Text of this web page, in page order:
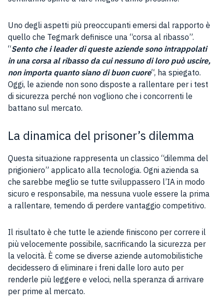
Uno degli aspetti più preoccupanti emersi dal rapporto è
quello che Tegmark definisce una “corsa al ribasso”.
“Sento che i leader di queste aziende sono intrappolati
in una corsa al ribasso da cui nessuno di loro può uscire,
non importa quanto siano di buon cuore“, ha spiegato.
Oggi, le aziende non sono disposte a rallentare per i test
di sicurezza perché non vogliono che i concorrenti le
battano sul mercato.
La dinamica del prisoner’s dilemma
Questa situazione rappresenta un classico “dilemma del
prigioniero” applicato alla tecnologia. Ogni azienda sa
che sarebbe meglio se tutte sviluppassero l’IA in modo
sicuro e responsabile, ma nessuna vuole essere la prima
a rallentare, temendo di perdere vantaggio competitivo.
Il risultato è che tutte le aziende finiscono per correre il
più velocemente possibile, sacrificando la sicurezza per
la velocità. È come se diverse aziende automobilistiche
decidessero di eliminare i freni dalle loro auto per
renderle più leggere e veloci, nella speranza di arrivare
per prime al mercato.